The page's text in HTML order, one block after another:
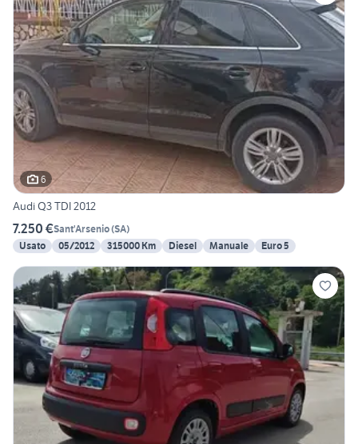
6
Audi Q3 TDI 2012
7.250 €Sant'Arsenio(SA)
Usato
05/2012 315000 Km Diesel Manuale Euro 5